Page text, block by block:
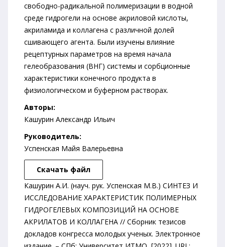
свободно-радикальной полимеризации в водной
среде гидрогели на основе акриловой кислоты,
акриламида и коллагена с различной долей
сшивающего агента. Были изучены влияние
рецептурных параметров на время начала
гелеобразования (ВНГ) системы и сорбционные
характеристики конечного продукта в
физиологическом и буферном растворах.
Авторы:
Кашурин Александр Ильич
Руководитель:
Успенская Майя Валерьевна
Скачать файл
Кашурин А.И. (науч. рук. Успенская М.В.) СИНТЕЗ И
ИССЛЕДОВАНИЕ ХАРАКТЕРИСТИК ПОЛИМЕРНЫХ
ГИДРОГЕЛЕВЫХ КОМПОЗИЦИЙ НА ОСНОВЕ
АКРИЛАТОВ И КОЛЛАГЕНА // Сборник тезисов
докладов конгресса молодых ученых. Электронное